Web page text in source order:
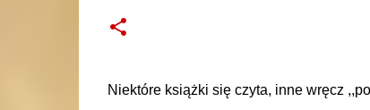
Niektóre książki się czyta, inne wręcz